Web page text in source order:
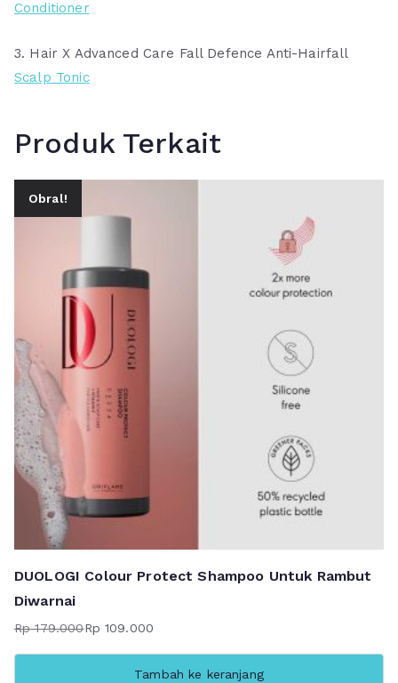
Conditioner
3. Hair X Advanced Care Fall Defence Anti-Hairfall
Scalp Tonic
Produk Terkait
Obral!
DUOLOGI Colour Protect Shampoo Untuk Rambut
Diwarnai
Rp179.000
Harga
aslinya
Rp 109.000
Harga
saat
Tambah ke keranjang